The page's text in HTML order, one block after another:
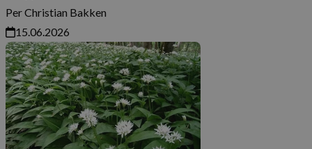
Per Christian Bakken
15.06.2026